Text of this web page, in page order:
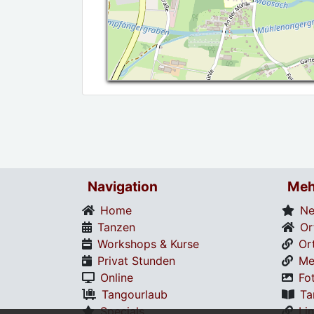
Navigation
Home
Tanzen
Workshops & Kurse
Privat Stunden
Online
Tangourlaub
Specials